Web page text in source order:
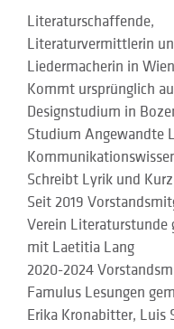
Literaturschaffende,
Literaturvermittlerin
Liedermacherin in Wien
Kommt ursprünglich
Designstudium in
Studium Angewandte
Schreibt Lyrik und
Seit 2019
Verein Literaturstunde
mit Laetitia Lang
2020-2024
Famulus Lesungen
Erika Kronabitter, Luis